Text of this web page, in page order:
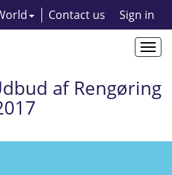
Contact us Sign in
af Rengøring